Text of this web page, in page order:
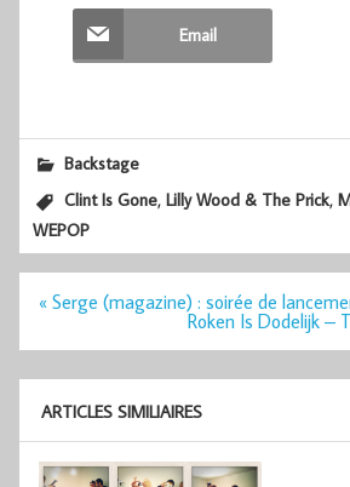
Email
Backstage
Clint Is Gone,Lilly Wood & The Prick,
WEPOP
Navigation
« Serge (magazine) : soirée de
Roken Is Dodelijk –
ARTICLES SIMILIAIRES